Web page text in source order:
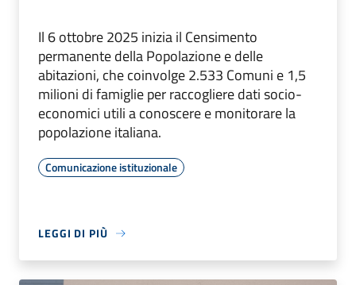
Il 6 ottobre 2025 inizia il Censimento
permanente della Popolazione e delle
abitazioni, che coinvolge 2.533 Comuni e 1,5
milioni di famiglie per raccogliere dati socio-
economici utili a conoscere e monitorare la
popolazione italiana.
Comunicazione istituzionale
LEGGI DI PIÙ